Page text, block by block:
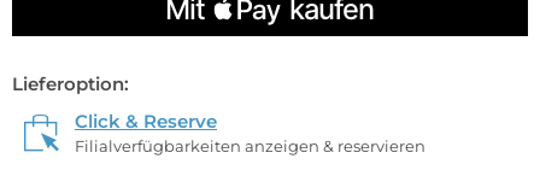
Lieferoption:
Click & Reserve
Filialverfügbarkeiten anzeigen & reservieren